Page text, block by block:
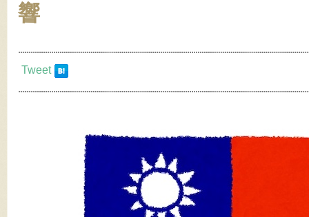
響
Tweet